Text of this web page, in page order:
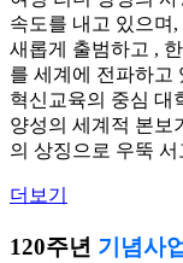
속도를 내고 있으며,
새롭게 출범하고 ,
를 세계에 전파하고
혁신교육의 중심 대
양성의 세계적 본보
의 상징으로 우뚝 서
더보기
120주년 기념사